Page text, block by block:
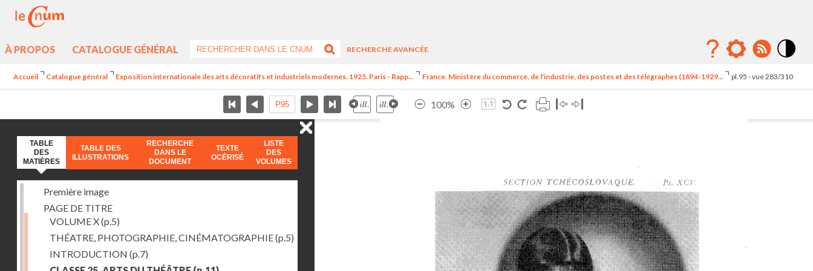
À PROPOS CATALOGUE GÉNÉRAL
RECHERCHE AVANCÉE
élévé
Accueil Catalogue général Exposition internationale des arts décoratifs et industriels modernes. 1925. Paris - Rapp... France. Ministère du commerce, de l'industrie, des postes et des télégraphes (1894-1929... pl.95 - vue 283/310
100%
TABLE
DES
MATIÈRES
TABLE DES
ILLUSTRATIONS
RECHERCHE
DANS LE
DOCUMENT
TEXTE
OCÉRISÉ
LISTE
DES
VOLUMES
Première image
PAGE DE TITRE
VOLUME X(p.5)
THÉATRE, PHOTOGRAPHIE, CINÉMATOGRAPHIE(p.5)
INTRODUCTION (p.7)